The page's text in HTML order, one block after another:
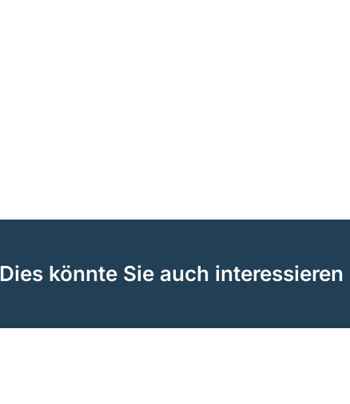
Dies könnte Sie auch interessieren